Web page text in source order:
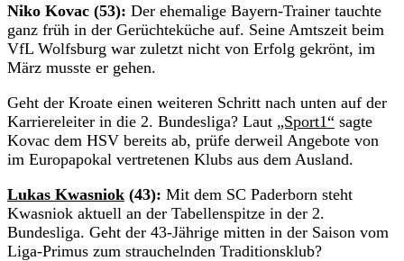
Niko Kovac (53): Der ehemalige Bayern-Trainer tauchte
ganz früh in der Gerüchteküche auf. Seine Amtszeit beim
VfL Wolfsburg war zuletzt nicht von Erfolg gekrönt, im
März musste er gehen.
Geht der Kroate einen weiteren Schritt nach unten auf der
Karriereleiter in die 2. Bundesliga? Laut „Sport1“ sagte
Kovac dem HSV bereits ab, prüfe derweil Angebote von
im Europapokal vertretenen Klubs aus dem Ausland.
Lukas Kwasniok (43): Mit dem SC Paderborn steht
Kwasniok aktuell an der Tabellenspitze in der 2.
Bundesliga. Geht der 43-Jährige mitten in der Saison vom
Liga-Primus zum strauchelnden Traditionsklub?